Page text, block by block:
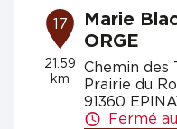
17
21.59
km
Marie
ORGE
Chemin des
Prairie du
91360
Fermé